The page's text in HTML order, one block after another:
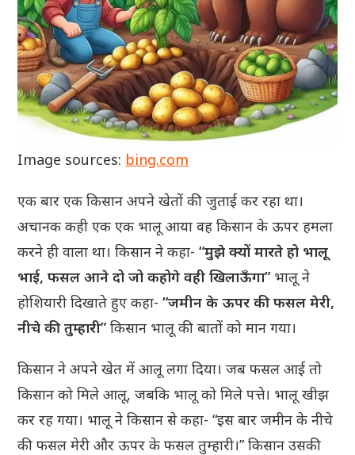
Image sources: bing.com
एक बार एक किसान अपने खेतों की जुताई कर रहा था।
अचानक कही एक एक भालू आया वह किसान के ऊपर हमला
करने ही वाला था। किसान ने कहा-“मुझे क्यों मारते हो भालू
भाई, फसल आने दो जो कहोगे वही खिलाऊँगा” भालू ने
होशियारी दिखाते हुए कहा-“जमीन के ऊपर की फसल मेरी,
नीचे की तुम्हारी” किसान भालू की बातों को मान गया।
किसान ने अपने खेत में आलू लगा दिया। जब फसल आई तो
किसान को मिले आलू, जबकि भालू को मिले पत्ते। भालू खीझ
कर रह गया। भालू ने किसान से कहा- “इस बार जमीन के नीचे
की फसल मेरी और ऊपर के फसल तुम्हारी।” किसान उसकी